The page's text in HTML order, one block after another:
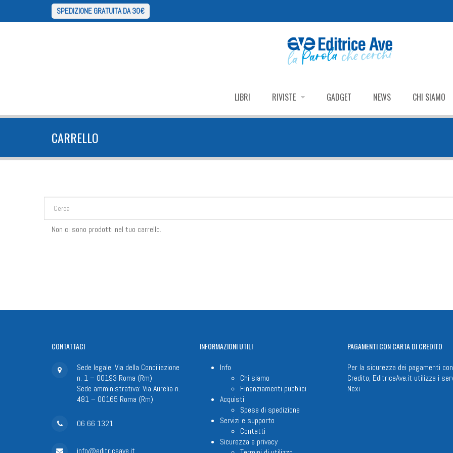
SPEDIZIONE GRATUITA DA 30€
LIBRI RIVISTE GADGET NEWS CHI SIAMO
CARRELLO
FORM DI RICERCA
Non ci sono prodotti nel tuo carrello.
CONTATTACI
Sede legale: Via della Conciliazione
n. 1 – 00193 Roma (Rm)
Sede amministrativa: Via Aurelia n.
481 – 00165 Roma (Rm)
06 66 1321
info@editriceave.it
INFORMAZIONIUTILI
Info
Chi siamo
Finanziamenti pubblici
Acquisti
Spese di spedizione
Servizi e supporto
Contatti
Sicurezza e privacy
PAGAMENTICON CARTA DI CREDITO
Per la sicurezza dei pagamenti
Credito, EditriceAve.it utilizza i
Nexi